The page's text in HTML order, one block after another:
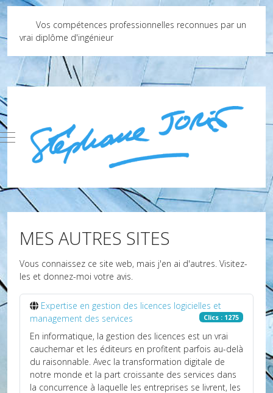
Vos compétences professionnelles reconnues par un
vrai diplôme d'ingénieur
Mobile Menu Toggle
MES AUTRES SITES
Vous connaissez ce site web, mais j'en ai d'autres. Visitez-
les et donnez-moi votre avis.
Expertise en gestion des licences logicielles et
management des services
Clics : 1275
En informatique, la gestion des licences est un vrai
cauchemar et les éditeurs en profitent parfois au-delà
du raisonnable. Avec la transformation digitale de
notre monde et la part croissante des services dans
la concurrence à laquelle les entreprises se livrent, les